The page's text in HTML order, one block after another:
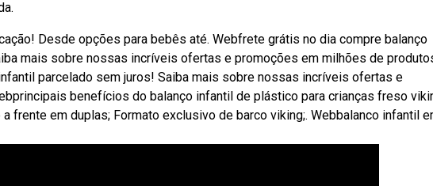
Desde opções para bebês até. Webfrete grátis no dia compre balanço
mais sobre nossas incríveis ofertas e promoções em milhões de
parcelado sem juros! Saiba mais sobre nossas incríveis ofertas e
benefícios do balanço infantil de plástico para crianças freso
frente em duplas; Formato exclusivo de barco viking;. Webbalanco infantil